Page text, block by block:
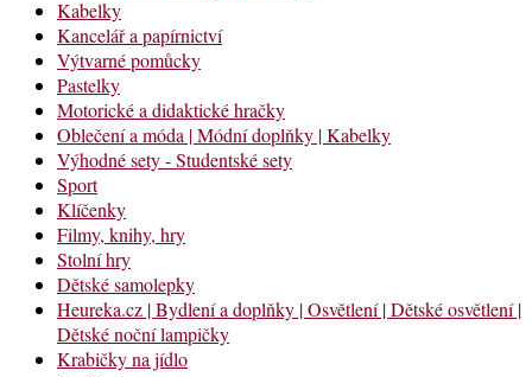
Kabelky
Kancelář a papírnictví
Výtvarné pomůcky
Pastelky
Motorické a didaktické hračky
Oblečení a móda | Módní doplňky | Kabelky
Výhodné sety - Studentské sety
Sport
Klíčenky
Filmy, knihy, hry
Stolní hry
Dětské samolepky
Heureka.cz | Bydlení a doplňky | Osvětlení | Dětské osvětlení |
Dětské noční lampičky
Krabičky na jídlo